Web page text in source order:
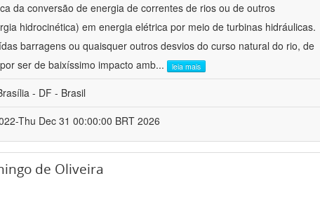
da conversão de energia de correntes de rios ou de outros
hidrocinética) em energia elétrica por meio de turbinas hidráulicas.
barragens ou quaisquer outros desvios do curso natural do rio, de
ser de baixíssimo impacto amb... leia mais
- DF - Brasil
Thu Dec 31 00:00:00 BRT 2026
de Oliveira